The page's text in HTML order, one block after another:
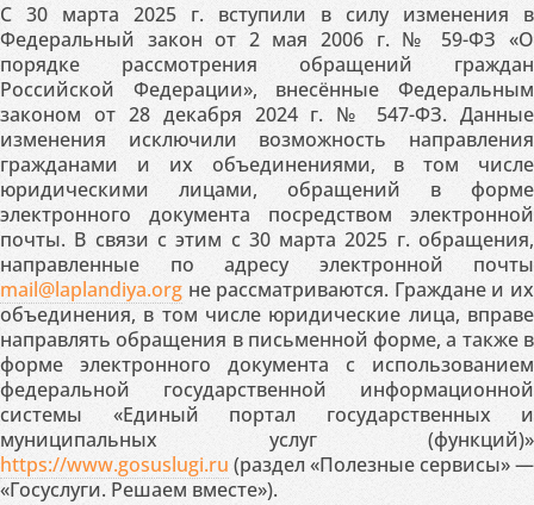
С 30 марта 2025 г. вступили в силу изменения в
Федеральный закон от 2 мая 2006 г. № 59-ФЗ «О
порядке рассмотрения обращений граждан
Российской Федерации», внесённые Федеральным
законом от 28 декабря 2024 г. № 547-ФЗ. Данные
изменения исключили возможность направления
гражданами и их объединениями, в том числе
юридическими лицами, обращений в форме
электронного документа посредством электронной
почты. В связи с этим с 30 марта 2025 г. обращения,
направленные по адресу электронной почты
mail@laplandiya.org не рассматриваются. Граждане и их
объединения, в том числе юридические лица, вправе
направлять обращения в письменной форме, а также в
форме электронного документа с использованием
федеральной государственной информационной
системы «Единый портал государственных и
муниципальных услуг (функций)»
https://www.gosuslugi.ru (раздел «Полезные сервисы» —
«Госуслуги. Решаем вместе»).